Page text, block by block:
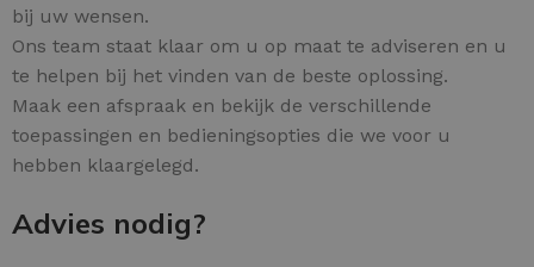
bij uw wensen.
Ons team staat klaar om u op maat te adviseren en u
te helpen bij het vinden van de beste oplossing.
Maak een afspraak en bekijk de verschillende
toepassingen en bedieningsopties die we voor u
hebben klaargelegd.
Advies nodig?